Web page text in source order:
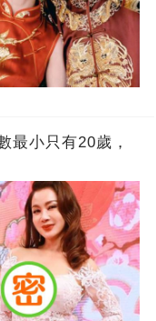
最小只有20歲，